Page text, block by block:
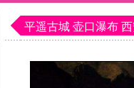
平遥古城 壶口瀑布